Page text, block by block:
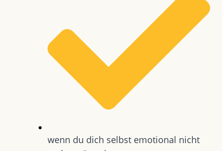
wenn du dich selbst emotional nicht